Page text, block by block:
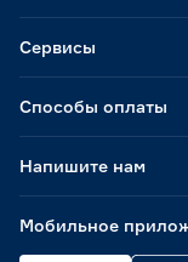
Способы оплаты
Мобильное
Сервисы
Напишите нам